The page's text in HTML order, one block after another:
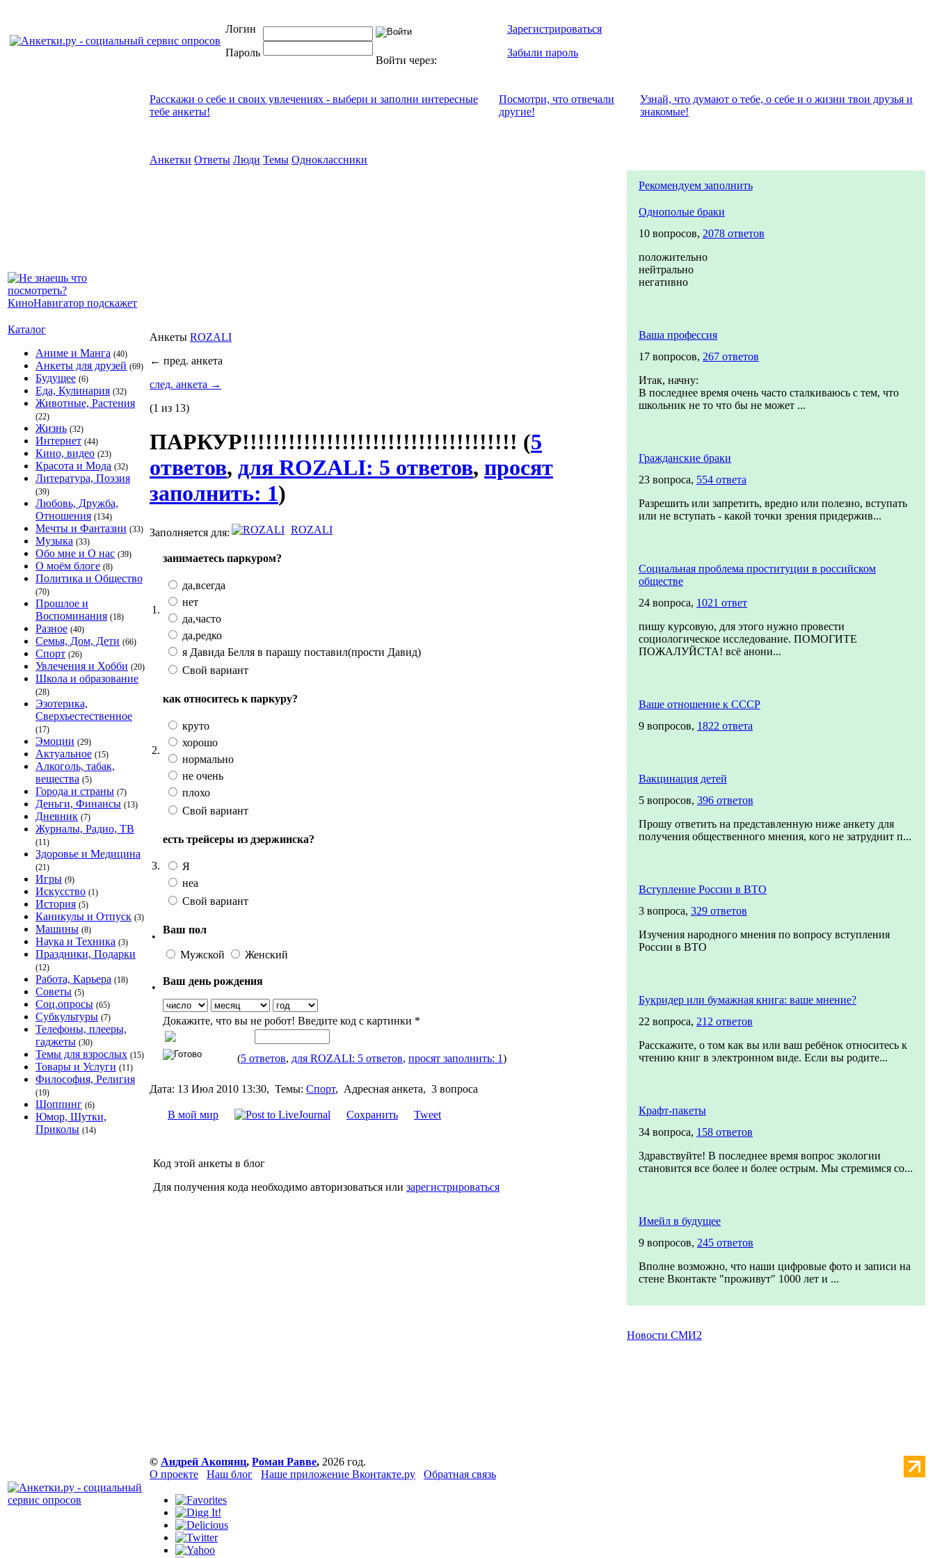
Логин
Пароль
Войти через:
Зарегистрироваться
Забыли пароль
Каталог
Аниме и Манга (40)
Анкеты для друзей (69)
Будущее (6)
Еда, Кулинария (32)
Животные, Растения
(22)
Жизнь (32)
Интернет (44)
Кино, видео (23)
Красота и Мода (32)
Литература, Поэзия
(39)
Любовь, Дружба,
Отношения (134)
Мечты и Фантазии (33)
Музыка (33)
Обо мне и О нас (39)
О моём блоге (8)
Политика и Общество
(70)
Прошлое и
Воспоминания (18)
Разное (40)
Семья, Дом, Дети (66)
Спорт (26)
Увлечения и Хобби (20)
Школа и образование
(28)
Эзотерика,
Сверхъестественное
(17)
Эмоции (29)
Актуальное (15)
Алкоголь, табак,
вещества (5)
Города и страны (7)
Деньги, Финансы (13)
Дневник (7)
Журналы, Радио, ТВ
(11)
Здоровье и Медицина
(21)
Игры (9)
Искусство (1)
История (5)
Каникулы и Отпуск (3)
Машины (8)
Наука и Техника (3)
Праздники, Подарки
(12)
Работа, Карьера (18)
Советы (5)
Соц.опросы (65)
Субкультуры (7)
Телефоны, плееры,
гаджеты (30)
Темы для взрослых (15)
Товары и Услуги (11)
Философия, Религия
(19)
Шоппинг (6)
Юмор, Шутки,
Приколы (14)
Расскажи о себе и своих увлечениях - выбери и заполни интересные
тебе анкеты!
Посмотри, что отвeчали
другие!
Узнай, что думают о тебе, о себе и о жизни твои друзья и
знакомые!
Анкетки Ответы Люди Темы Одноклассники
Анкеты ROZАLI
← пред. анкета
след. анкета →
(1 из 13)
ПАРКУР!!!!!!!!!!!!!!!!!!!!!!!!!!!!!!!!!!!! (5
ответов, для ROZАLI: 5 ответов, просят
заполнить: 1)
Заполняется для: ROZАLI
1.
занимаетесь паркуром?
да,всегда
нет
да,часто
да,редко
я Давида Белля в парашу поставил(прости Давид)
Свой вариант
2.
как относитесь к паркуру?
круто
хорошо
нормально
не очень
плохо
Свой вариант
3.
есть трейсеры из дзержинска?
Я
неа
Свой вариант
•
Ваш пол
Мужской Женский
•
Ваш день рождения
Докажите, что вы не робот! Введите код с картинки *
(5 ответов, для ROZАLI: 5 ответов, просят заполнить: 1)
Дата: 13 Июл 2010 13:30, Темы: Спорт, Адресная анкета, 3 вопроса
В мой мир Сохранить Tweet
Код этой анкеты в блог
Для получения кода необходимо авторизоваться или зарегистрироваться
Рекомендуем заполнить
Однополые браки
10 вопросов, 2078 ответов
положительно
нейтрально
негативно
Ваша профессия
17 вопросов, 267 ответов
Итак, начну:
В последнее время очень часто сталкиваюсь с тем, что
школьник не то что бы не может ...
Гражданские браки
23 вопроса, 554 ответа
Разрешить или запретить, вредно или полезно, вступать
или не вступать - какой точки зрения придержив...
Социальная проблема проституции в российском
обществе
24 вопроса, 1021 ответ
пишу курсовую, для этого нужно провести
социологическое исследование. ПОМОГИТЕ
ПОЖАЛУЙСТА! всё анони...
Ваше отношение к СССР
9 вопросов, 1822 ответа
Вакцинация детей
5 вопросов, 396 ответов
Прошу ответить на представленную ниже анкету для
получения общественного мнения, кого не затруднит п...
Вступление России в ВТО
3 вопроса, 329 ответов
Изучения народного мнения по вопросу вступления
России в ВТО
Букридер или бумажная книга: ваше мнение?
22 вопроса, 212 ответов
Расскажите, о том как вы или ваш ребёнок относитесь к
чтению книг в электронном виде. Если вы родите...
Крафт-пакеты
34 вопроса, 158 ответов
Здравствуйте! В последнее время вопрос экологии
становится все более и более острым. Мы стремимся со...
Имейл в будущее
9 вопросов, 245 ответов
Вполне возможно, что наши цифровые фото и записи на
стене Вконтакте "проживут" 1000 лет и ...
Новости СМИ2
© Андрей Акопянц, Роман Равве, 2026 год.
О проекте
Наш блог Наше приложение Вконтакте.ру Обратная связь